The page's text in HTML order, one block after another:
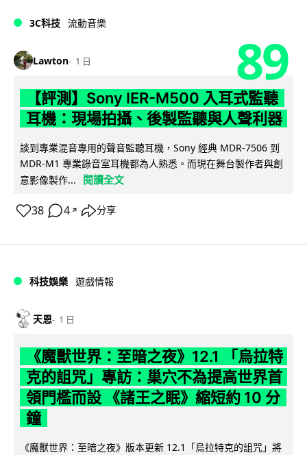
3C科技 流動音樂
Lawton 1 日 89
【評測】Sony IER-M500 入耳式監聽
耳機：現場拍攝、後製監聽與人聲利器
談到專業混音專用的聲音監聽耳機，Sony 經典 MDR-7506 到
MDR-M1 專業錄音室耳機都為人熟悉。而現在舞台製作者與創
意影像製作...
閱讀全文
38 4 ↗ 分享
科技娛樂 遊戲情報
天恩 1 日
《魔獸世界：至暗之夜》12.1 「烏拉特
克的詛咒」專訪：巢穴不為提高世界首
領門檻而設 《諸王之眠》縮短約 10 分
鐘
《魔獸世界：至暗之夜》版本更新 12.1「烏拉特克的詛咒」將